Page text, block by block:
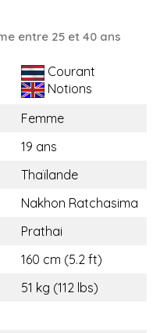
entre 25 et 40 ans
Courant
Notions
Femme
19 ans
Thaïlande
Nakhon Ratchasima
Prathai
160 cm (5.2 ft)
51 kg (112 lbs)